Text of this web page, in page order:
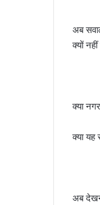
अब
क्यों
क्या
क्या यह
अब